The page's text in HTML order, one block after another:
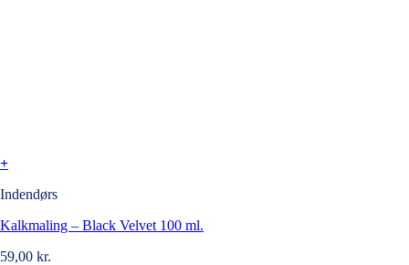
+
Indendørs
Kalkmaling – Black Velvet 100 ml.
59,00 kr.